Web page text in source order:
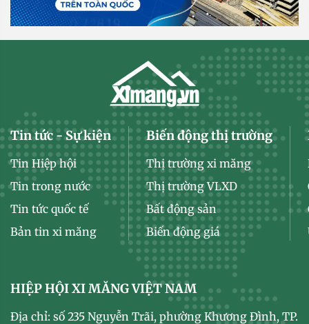
Tin tức - Sự kiện
Tin Hiệp hội
Tin trong nước
Tin tức quốc tế
Bản tin xi măng
Biến động thị trường
Thị trường xi măng
Thị trường VLXD
Bất động sản
Biến động giá
HIỆP HỘI XI MĂNG VIỆT NAM
Địa chỉ: số 235 Nguyễn Trãi, phường Khương Đình, TP.